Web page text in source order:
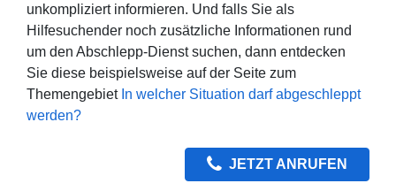
unkompliziert informieren. Und falls Sie als
Hilfesuchender noch zusätzliche Informationen rund
um den Abschlepp-Dienst suchen, dann entdecken
Sie diese beispielsweise auf der Seite zum
Themengebiet In welcher Situation darf abgeschleppt
werden?
JETZT ANRUFEN